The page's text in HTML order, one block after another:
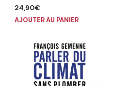
24,90€
AJOUTER AU PANIER